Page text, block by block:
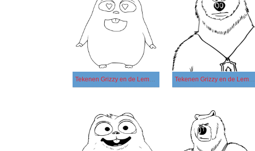
Tekenen Grizzy en de Lemmings gratis afdrukbaar basis Tekenen Grizzy en de Lemmings gratis afdrukbaar eenvoudig